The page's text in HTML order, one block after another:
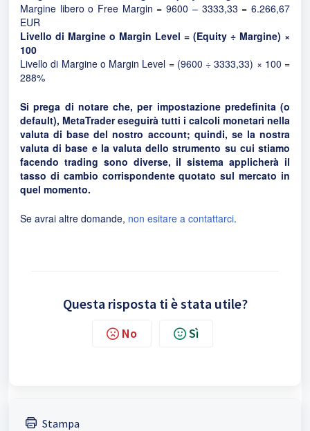
Margine libero o Free Margin = 9600 – 3333,33 = 6.266,67
EUR
Livello di Margine o Margin Level = (Equity ÷ Margine) ×
100
Livello di Margine o Margin Level = (9600 ÷ 3333,33) × 100 =
288%
Si prega di notare che, per impostazione predefinita (o
default), MetaTrader eseguirà tutti i calcoli monetari nella
valuta di base del nostro account; quindi, se la nostra
valuta di base e la valuta dello strumento su cui stiamo
facendo trading sono diverse, il sistema applicherà il
tasso di cambio corrispondente quotato sul mercato in
quel momento.
Se avrai altre domande, non esitare a contattarci.
Questa risposta ti è stata utile?
No Sì
Stampa